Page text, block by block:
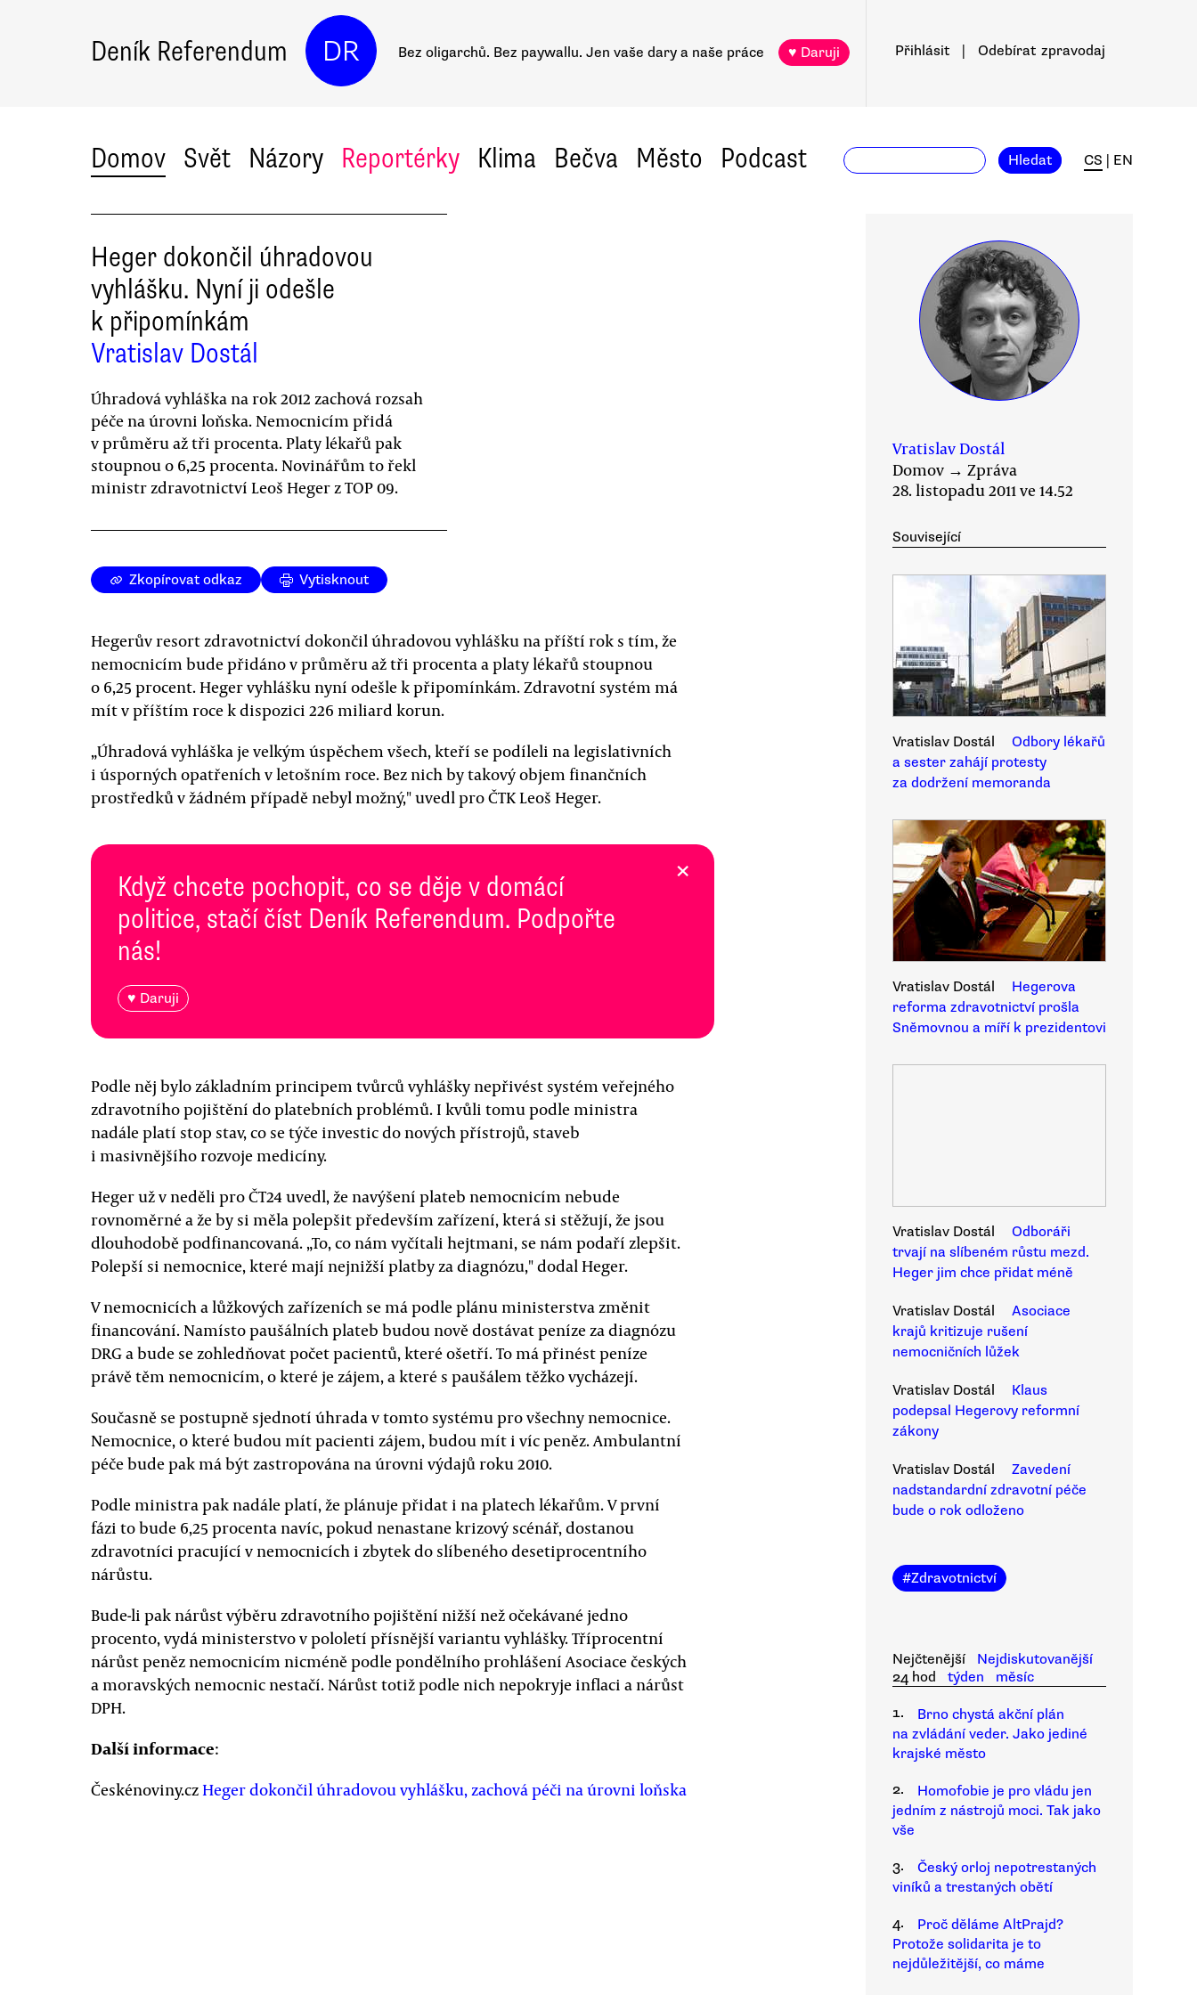
Deník Referendum DR Bez oligarchů. Bez paywallu. Jen vaše dary a naše práce ♥ Daruji Přihlásit Odebírat zpravodaj
Domov Svět Názory Reportérky Klima Bečva Město Podcast Hledat CS EN
Heger dokončil úhradovou
vyhlášku. Nyní ji odešle
k připomínkám
Vratislav Dostál
Úhradová vyhláška na rok 2012 zachová rozsah
péče na úrovni loňska. Nemocnicím přidá
v průměru až tři procenta. Platy lékařů pak
stoupnou o 6,25 procenta. Novinářům to řekl
ministr zdravotnictví Leoš Heger z TOP 09.
Zkopírovat odkaz Vytisknout
Hegerův resort zdravotnictví dokončil úhradovou vyhlášku na příští rok s tím, že
nemocnicím bude přidáno v průměru až tři procenta a platy lékařů stoupnou
o 6,25 procent. Heger vyhlášku nyní odešle k připomínkám. Zdravotní systém má
mít v příštím roce k dispozici 226 miliard korun.
„Úhradová vyhláška je velkým úspěchem všech, kteří se podíleli na legislativních
i úsporných opatřeních v letošním roce. Bez nich by takový objem finančních
prostředků v žádném případě nebyl možný," uvedl pro ČTK Leoš Heger.
Když chcete pochopit, co se děje v domácí
politice, stačí číst Deník Referendum. Podpořte
nás!
♥ Daruji
×
Podle něj bylo základním principem tvůrců vyhlášky nepřivést systém veřejného
zdravotního pojištění do platebních problémů. I kvůli tomu podle ministra
nadále platí stop stav, co se týče investic do nových přístrojů, staveb
i masivnějšího rozvoje medicíny.
Heger už v neděli pro ČT24 uvedl, že navýšení plateb nemocnicím nebude
rovnoměrné a že by si měla polepšit především zařízení, která si stěžují, že jsou
dlouhodobě podfinancovaná. „To, co nám vyčítali hejtmani, se nám podaří zlepšit.
Polepší si nemocnice, které mají nejnižší platby za diagnózu," dodal Heger.
V nemocnicích a lůžkových zařízeních se má podle plánu ministerstva změnit
financování. Namísto paušálních plateb budou nově dostávat peníze za diagnózu
DRG a bude se zohledňovat počet pacientů, které ošetří. To má přinést peníze
právě těm nemocnicím, o které je zájem, a které s paušálem těžko vycházejí.
Současně se postupně sjednotí úhrada v tomto systému pro všechny nemocnice.
Nemocnice, o které budou mít pacienti zájem, budou mít i víc peněz. Ambulantní
péče bude pak má být zastropována na úrovni výdajů roku 2010.
Podle ministra pak nadále platí, že plánuje přidat i na platech lékařům. V první
fázi to bude 6,25 procenta navíc, pokud nenastane krizový scénář, dostanou
zdravotníci pracující v nemocnicích i zbytek do slíbeného desetiprocentního
nárůstu.
Bude-li pak nárůst výběru zdravotního pojištění nižší než očekávané jedno
procento, vydá ministerstvo v pololetí přísnější variantu vyhlášky. Tříprocentní
nárůst peněz nemocnicím nicméně podle pondělního prohlášení Asociace českých
a moravských nemocnic nestačí. Nárůst totiž podle nich nepokryje inflaci a nárůst
DPH.
Další informace:
Českénoviny.czHeger dokončil úhradovou vyhlášku, zachová péči na úrovni loňska
Vratislav Dostál
Domov → Zpráva
28. listopadu 2011 ve 14.52
Související
Vratislav Dostál
Odbory lékařů
a sester zahájí protesty
za dodržení memoranda
Vratislav Dostál
Hegerova
reforma zdravotnictví prošla
Sněmovnou a míří k prezidentovi
Vratislav Dostál
Odboráři
trvají na slíbeném růstu mezd.
Heger jim chce přidat méně
Vratislav Dostál
Asociace
krajů kritizuje rušení
nemocničních lůžek
Vratislav Dostál
Klaus
podepsal Hegerovy reformní
zákony
Vratislav Dostál
Zavedení
nadstandardní zdravotní péče
bude o rok odloženo
#Zdravotnictví
Nejčtenější
Nejdiskutovanější
24 hod
týden
měsíc
1.
Brno chystá akční plán
na zvládání veder. Jako jediné
krajské město
2.
Homofobie je pro vládu jen
jedním z nástrojů moci. Tak jako
vše
3.
Český orloj nepotrestaných
viníků a trestaných obětí
4.
Proč děláme AltPrajd?
Protože solidarita je to
nejdůležitější, co máme